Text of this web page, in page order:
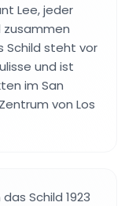
Lee, jeder
zusammen
Schild steht vor
und ist
im San
von Los
Schild 1923